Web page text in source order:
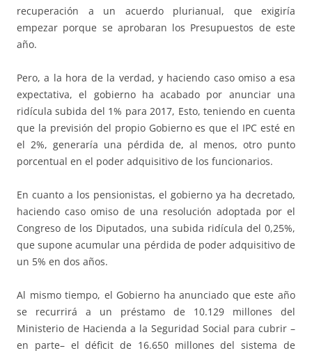
recuperación a un acuerdo plurianual, que exigiría
empezar porque se aprobaran los Presupuestos de este
año.
Pero, a la hora de la verdad, y haciendo caso omiso a esa
expectativa, el gobierno ha acabado por anunciar una
ridícula subida del 1% para 2017, Esto, teniendo en cuenta
que la previsión del propio Gobierno es que el IPC esté en
el 2%, generaría una pérdida de, al menos, otro punto
porcentual en el poder adquisitivo de los funcionarios.
En cuanto a los pensionistas, el gobierno ya ha decretado,
haciendo caso omiso de una resolución adoptada por el
Congreso de los Diputados, una subida ridícula del 0,25%,
que supone acumular una pérdida de poder adquisitivo de
un 5% en dos años.
Al mismo tiempo, el Gobierno ha anunciado que este año
se recurrirá a un préstamo de 10.129 millones del
Ministerio de Hacienda a la Seguridad Social para cubrir –
en parte– el déficit de 16.650 millones del sistema de